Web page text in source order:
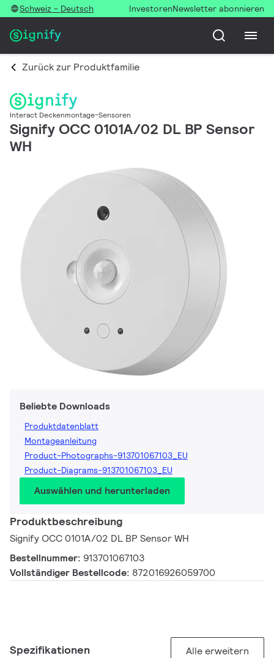
Schweiz - Deutsch InvestorenNewsletter abonnieren
Zurück zur Produktfamilie
Interact Deckenmontage-Sensoren
Signify OCC 0101A/02 DL BP Sensor
WH
Beliebte Downloads
Produktdatenblatt
Montageanleitung
Product-Photographs-913701067103_EU
Product-Diagrams-913701067103_EU
Auswählen und herunterladen
Produktbeschreibung
Signify OCC 0101A/02 DL BP Sensor WH
Bestellnummer: 913701067103
Vollständiger Bestellcode: 872016926059700
Spezifikationen Alle erweitern